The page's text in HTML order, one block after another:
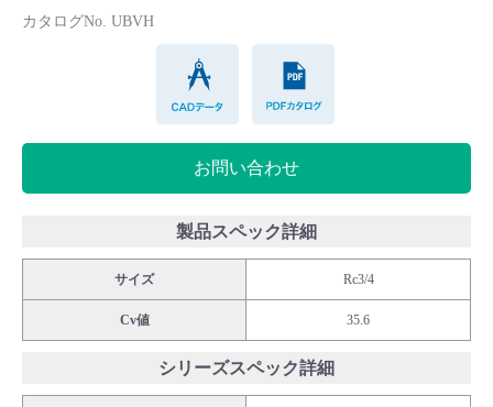
バルブと継手のきほん
会社情報
Corporate Blog
カタログNo. UBVH
お問い合わせ
製品スペック詳細
サイズ Rc3/4
Cv値 35.6
シリーズスペック詳細